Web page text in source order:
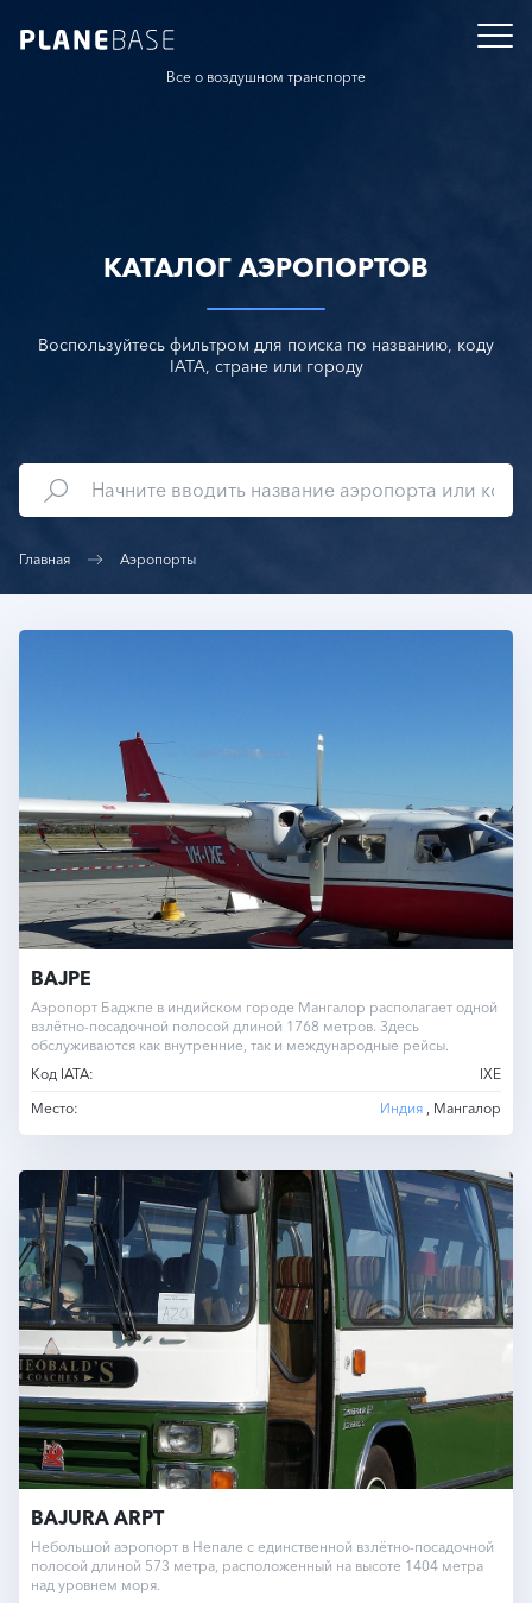
Все о воздушном транспорте
КАТАЛОГ АЭРОПОРТОВ
Воспользуйтесь фильтром для поиска по названию, коду
IATA, стране или городу
Главная Аэропорты
BAJPE
Аэропорт Баджпе в индийском городе Мангалор располагает одной
взлётно-посадочной полосой длиной 1768 метров. Здесь
обслуживаются как внутренние, так и международные рейсы.
Код IATA:
IXE
Место:
Индия , Мангалор
BAJURA ARPT
Небольшой аэропорт в Непале с единственной взлётно-посадочной
полосой длиной 573 метра, расположенный на высоте 1404 метра
над уровнем моря.